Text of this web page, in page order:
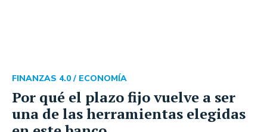
Por qué el plazo fijo vuelve a ser
una de las herramientas elegidas
FINANZAS 4.0 / ECONOMÍA